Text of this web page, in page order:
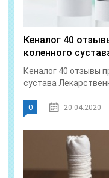
Кеналог 40
коленного
Кеналог 40 отзывы
сустава
0 20.04.2020